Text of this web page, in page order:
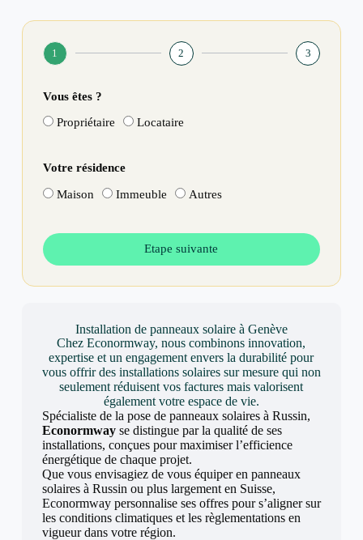
1 2 3
Vous êtes ?
Propriétaire Locataire
Votre résidence
Maison Immeuble Autres
Etape suivante
Installation de panneaux solaire à Genève
Chez Econormway, nous combinons innovation,
expertise et un engagement envers la durabilité pour
vous offrir des installations solaires sur mesure qui non
seulement réduisent vos factures mais valorisent
également votre espace de vie.
Spécialiste de la pose de panneaux solaires à Russin,
Econormwayse distingue par la qualité de ses
installations, conçues pour maximiser l’efficience
énergétique de chaque projet.
Que vous envisagiez de vous équiper en panneaux
solaires à Russin ou plus largement en Suisse,
Econormway personnalise ses offres pour s’aligner sur
les conditions climatiques et les règlementations en
vigueur dans votre région.